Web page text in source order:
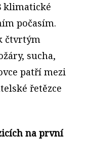
klimatické
počasím.
čtvrtým
sucha,
patří mezi
řetězce
na první